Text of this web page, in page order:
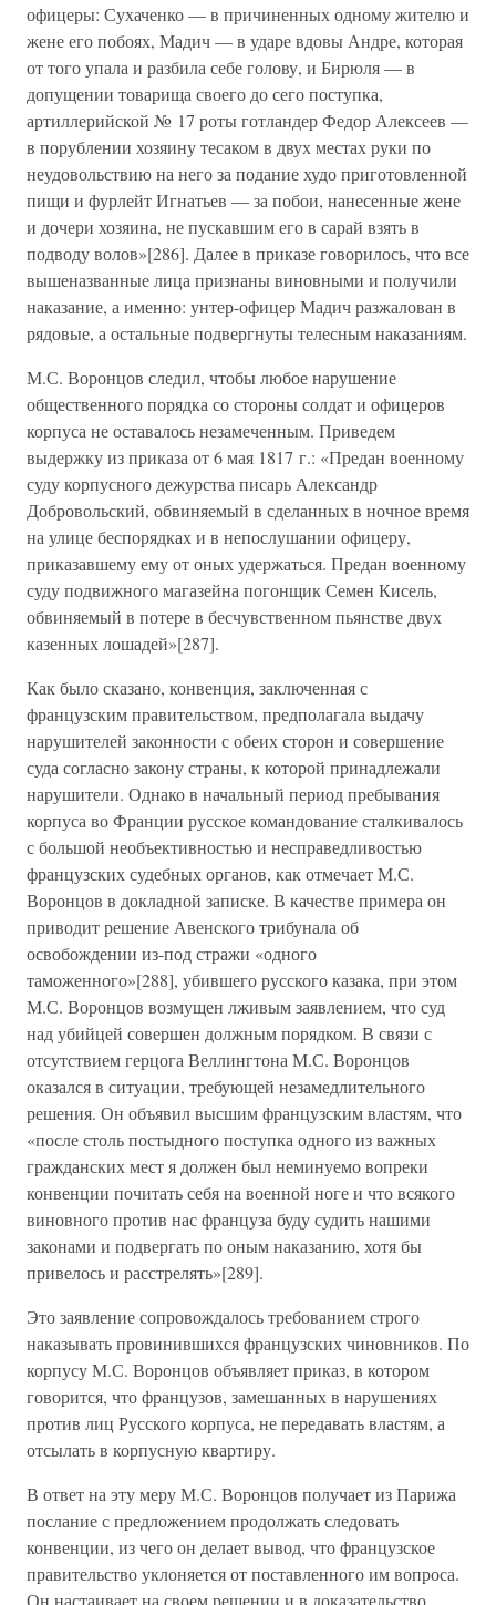
офицеры: Сухаченко — в причиненных одному жителю и
жене его побоях, Мадич — в ударе вдовы Андре, которая
от того упала и разбила себе голову, и Бирюля — в
допущении товарища своего до сего поступка,
артиллерийской № 17 роты готландер Федор Алексеев —
в порублении хозяину тесаком в двух местах руки по
неудовольствию на него за подание худо приготовленной
пищи и фурлейт Игнатьев — за побои, нанесенные жене
и дочери хозяина, не пускавшим его в сарай взять в
подводу волов»[286]. Далее в приказе говорилось, что все
вышеназванные лица признаны виновными и получили
наказание, а именно: унтер-офицер Мадич разжалован в
рядовые, а остальные подвергнуты телесным наказаниям.
М.С. Воронцов следил, чтобы любое нарушение
общественного порядка со стороны солдат и офицеров
корпуса не оставалось незамеченным. Приведем
выдержку из приказа от 6 мая 1817 г.: «Предан военному
суду корпусного дежурства писарь Александр
Добровольский, обвиняемый в сделанных в ночное время
на улице беспорядках и в непослушании офицеру,
приказавшему ему от оных удержаться. Предан военному
суду подвижного магазейна погонщик Семен Кисель,
обвиняемый в потере в бесчувственном пьянстве двух
казенных лошадей»[287].
Как было сказано, конвенция, заключенная с
французским правительством, предполагала выдачу
нарушителей законности с обеих сторон и совершение
суда согласно закону страны, к которой принадлежали
нарушители. Однако в начальный период пребывания
корпуса во Франции русское командование сталкивалось
с большой необъективностью и несправедливостью
французских судебных органов, как отмечает М.С.
Воронцов в докладной записке. В качестве примера он
приводит решение Авенского трибунала об
освобождении из-под стражи «одного
таможенного»[288], убившего русского казака, при этом
М.С. Воронцов возмущен лживым заявлением, что суд
над убийцей совершен должным порядком. В связи с
отсутствием герцога Веллингтона М.С. Воронцов
оказался в ситуации, требующей незамедлительного
решения. Он объявил высшим французским властям, что
«после столь постыдного поступка одного из важных
гражданских мест я должен был неминуемо вопреки
конвенции почитать себя на военной ноге и что всякого
виновного против нас француза буду судить нашими
законами и подвергать по оным наказанию, хотя бы
привелось и расстрелять»[289].
Это заявление сопровождалось требованием строго
наказывать провинившихся французских чиновников. По
корпусу М.С. Воронцов объявляет приказ, в котором
говорится, что французов, замешанных в нарушениях
против лиц Русского корпуса, не передавать властям, а
отсылать в корпусную квартиру.
В ответ на эту меру М.С. Воронцов получает из Парижа
послание с предложением продолжать следовать
конвенции, из чего он делает вывод, что французское
правительство уклоняется от поставленного им вопроса.
Он настаивает на своем решении и в доказательство